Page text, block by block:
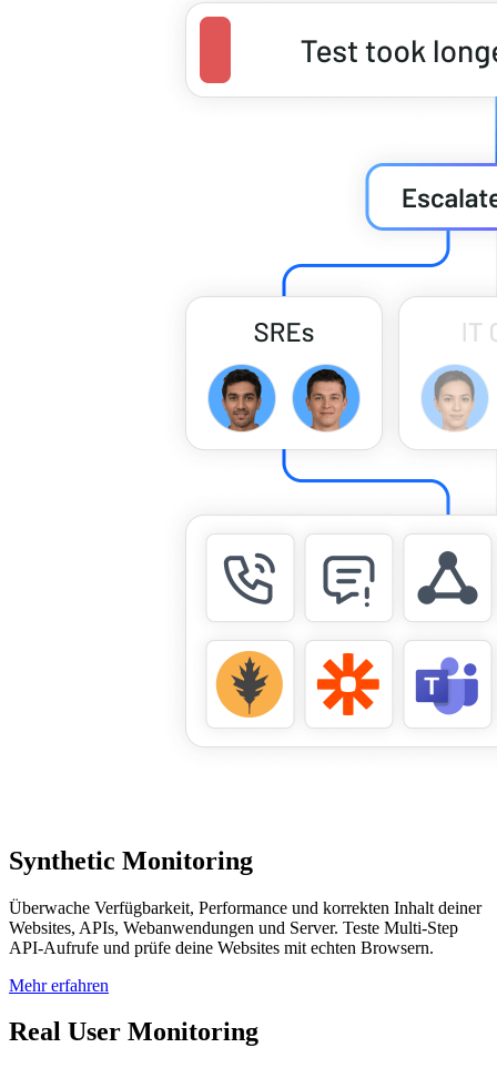
Synthetic Monitoring
Überwache Verfügbarkeit, Performance und korrekten Inhalt deiner
Websites, APIs, Webanwendungen und Server. Teste Multi-Step
API-Aufrufe und prüfe deine Websites mit echten Browsern.
Mehr erfahren
Real User Monitoring